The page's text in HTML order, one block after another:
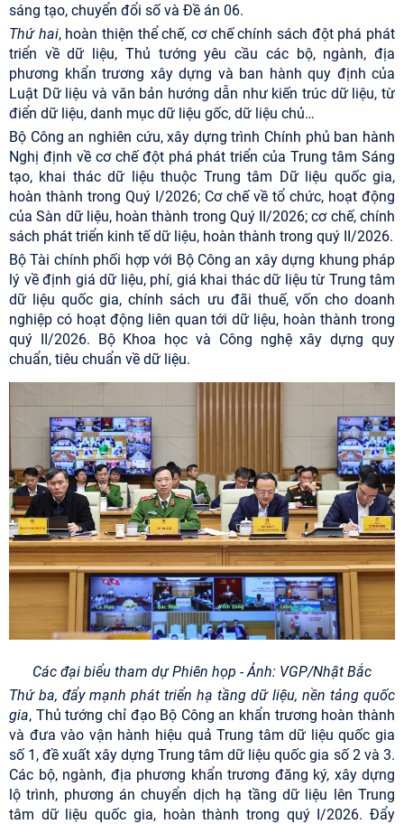
sáng tạo, chuyển đổi số và Đề án 06.
Thứ hai, hoàn thiện thể chế, cơ chế chính sách đột phá phát
triển về dữ liệu, Thủ tướng yêu cầu các bộ, ngành, địa
phương khẩn trương xây dựng và ban hành quy định của
Luật Dữ liệu và văn bản hướng dẫn như kiến trúc dữ liệu, từ
điển dữ liệu, danh mục dữ liệu gốc, dữ liệu chủ…
Bộ Công an nghiên cứu, xây dựng trình Chính phủ ban hành
Nghị định về cơ chế đột phá phát triển của Trung tâm Sáng
tạo, khai thác dữ liệu thuộc Trung tâm Dữ liệu quốc gia,
hoàn thành trong Quý I/2026; Cơ chế về tổ chức, hoạt động
của Sàn dữ liệu, hoàn thành trong Quý II/2026; cơ chế, chính
sách phát triển kinh tế dữ liệu, hoàn thành trong quý II/2026.
Bộ Tài chính phối hợp với Bộ Công an xây dựng khung pháp
lý về định giá dữ liệu, phí, giá khai thác dữ liệu từ Trung tâm
dữ liệu quốc gia, chính sách ưu đãi thuế, vốn cho doanh
nghiệp có hoạt động liên quan tới dữ liệu, hoàn thành trong
quý II/2026. Bộ Khoa học và Công nghệ xây dựng quy
chuẩn, tiêu chuẩn về dữ liệu.
Các đại biểu tham dự Phiên họp - Ảnh: VGP/Nhật Bắc
Thứ ba, đẩy mạnh phát triển hạ tầng dữ liệu, nền tảng quốc
gia, Thủ tướng chỉ đạo Bộ Công an khẩn trương hoàn thành
và đưa vào vận hành hiệu quả Trung tâm dữ liệu quốc gia
số 1, đề xuất xây dựng Trung tâm dữ liệu quốc gia số 2 và 3.
Các bộ, ngành, địa phương khẩn trương đăng ký, xây dựng
lộ trình, phương án chuyển dịch hạ tầng dữ liệu lên Trung
tâm dữ liệu quốc gia, hoàn thành trong quý I/2026. Đẩy